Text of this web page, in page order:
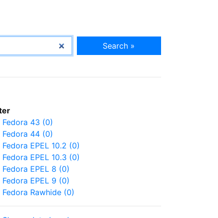
Search »
Fedora 43 (0)
Fedora 44 (0)
Fedora EPEL 10.2 (0)
Fedora EPEL 10.3 (0)
Fedora EPEL 8 (0)
Fedora EPEL 9 (0)
Fedora Rawhide (0)